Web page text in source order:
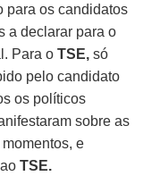
para os candidatos
a declarar para o
Para oTSE, só
pelo candidato
os políticos
sobre as
e
aoTSE.